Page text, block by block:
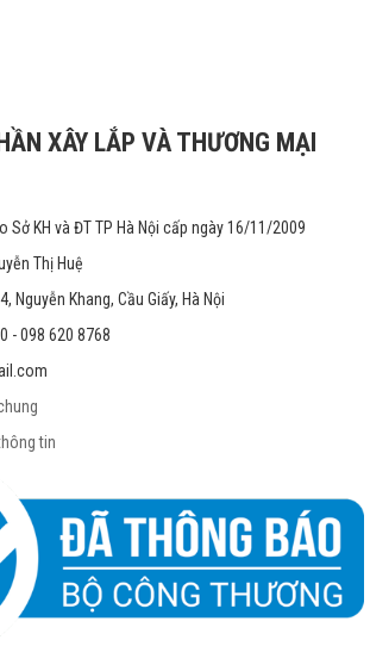
XÂY LẮP VÀ THƯƠNG MẠI
Sở KH và ĐT TP Hà Nội cấp ngày 16/11/2009
Thị Huệ
Nguyễn Khang, Cầu Giấy, Hà Nội
- 098 620 8768
tin